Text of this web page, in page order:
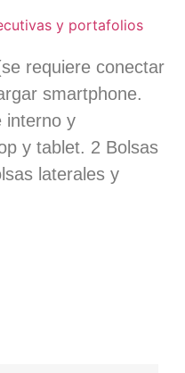
y portafolios
requiere conectar
smartphone.
interno y
y tablet. 2 Bolsas
laterales y